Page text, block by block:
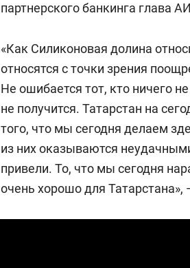
партнерского банкинга глава
«Как Силиконовая долина
относятся с точки зрения
Не ошибается тот, кто ничего
не получится. Татарстан на
того, что мы сегодня делаем
из них оказываются
привели. То, что мы сегодня
очень хорошо для